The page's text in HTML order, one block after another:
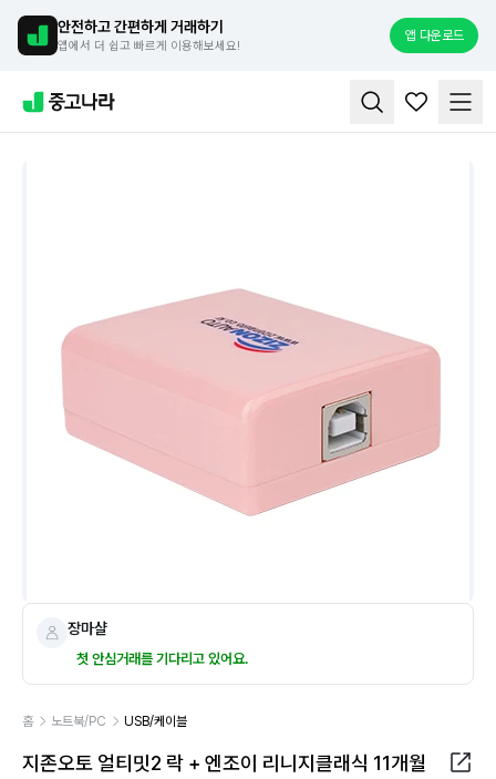
안전하고 간편하게 거래하기
앱에서 더 쉽고 빠르게 이용해보세요!
앱 다운로드
장마샬
첫 안심거래를 기다리고 있어요.
홈 노트북/PC USB/케이블
지존오토 얼티밋2 락 + 엔조이 리니지클래식 11개월